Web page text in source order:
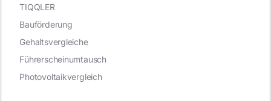
TIQQLER
Bauförderung
Gehaltsvergleiche
Führerscheinumtausch
Photovoltaikvergleich